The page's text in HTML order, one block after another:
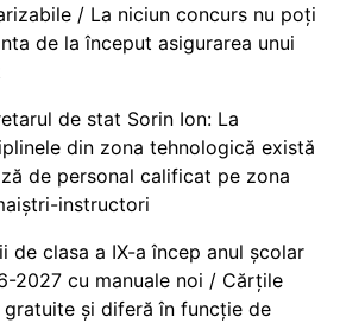
/ La niciun concurs nu poți
de la început asigurarea unui
de stat Sorin Ion: La
din zona tehnologică există
de personal calificat pe zona
instructori
de clasa a IX-a încep anul școlar
2027 cu manuale noi / Cărțile
gratuite și diferă în funcție de